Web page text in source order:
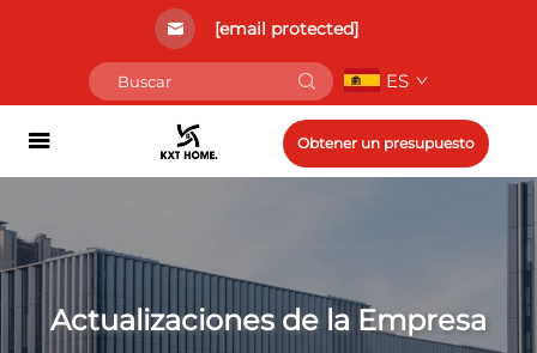
[email protected]
ES
Obtener un presupuesto
Actualizaciones de la Empresa